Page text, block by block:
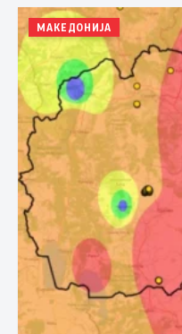
МАКЕДОНИЈА